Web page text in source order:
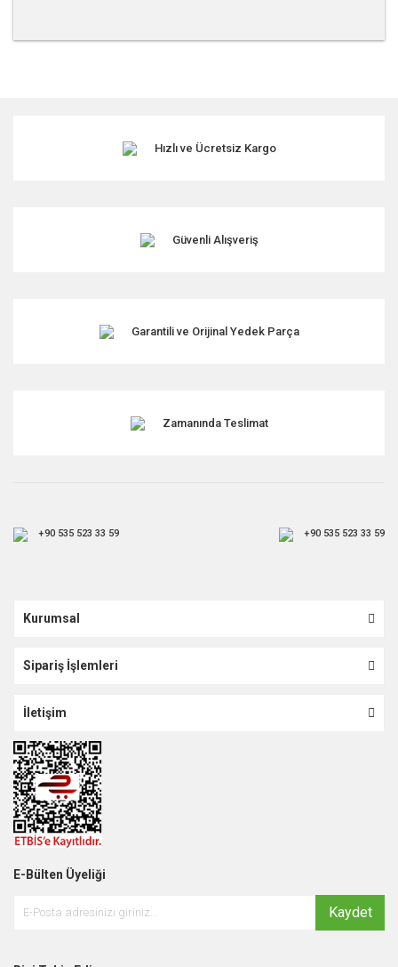
Ürün resmi kalitesiz, bozuk veya görüntülenemiyor.
Ürün fiyatı diğer sitelerden daha pahalı.
Hızlı ve Ücretsiz Kargo
Güvenli Alışveriş
Garantili ve Orijinal Yedek Parça
Zamanında Teslimat
+90 535 523 33 59 +90 535 523 33 59
Kurumsal
Sipariş İşlemleri
İletişim
E-Bülten Üyeliği
Kaydet